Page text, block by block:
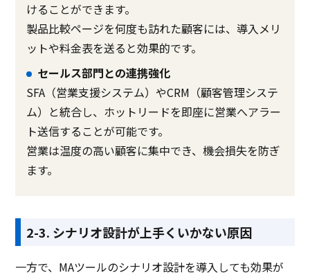
けることができます。
製品比較ページを何度も訪れた顧客には、導入メリ
ットや料金表を送ると効果的です。
セールス部門との連携強化
SFA（営業支援システム）やCRM（顧客管理システ
ム）と統合し、ホットリードを即座に営業へアラー
ト送信することが可能です。
営業は温度の高い顧客に集中でき、機会損失を防ぎ
ます。
2-3. シナリオ設計が上手くいかない原因
一方で、MAツールのシナリオ設計を導入しても効果が